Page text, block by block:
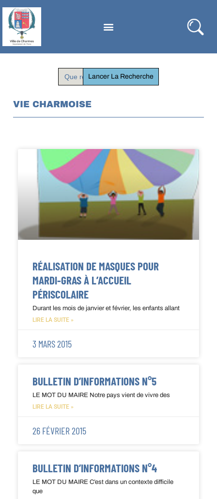
Search
for:
VIE CHARMOISE
RÉALISATION DE MASQUES POUR
MARDI-GRAS À L’ACCUEIL
PÉRISCOLAIRE
Durant les mois de janvier et février, les enfants allant
LIRE LA SUITE »
3 MARS 2015
BULLETIN D’INFORMATIONS N°5
LE MOT DU MAIRE Notre pays vient de vivre des
LIRE LA SUITE »
26 FÉVRIER 2015
BULLETIN D’INFORMATIONS N°4
LE MOT DU MAIRE C’est dans un contexte difficile
que